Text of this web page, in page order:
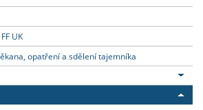
UK
opatření a sdělení tajemníka